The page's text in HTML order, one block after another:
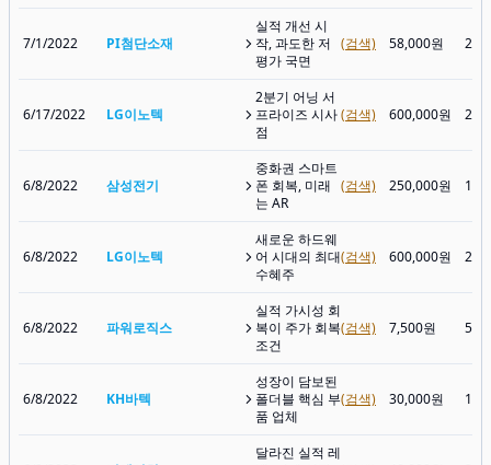
7/1/2022 PI첨단소재
실적 개선 시
작, 과도한 저
평가 국면
(검색) 58,000원
6/17/2022 LG이노텍
2분기 어닝 서
프라이즈 시사
점
(검색) 600,000원
6/8/2022 삼성전기
중화권 스마트
폰 회복, 미래
는 AR
(검색) 250,000원
6/8/2022 LG이노텍
새로운 하드웨
어 시대의 최대
수혜주
(검색) 600,000원
6/8/2022 파워로직스
실적 가시성 회
복이 주가 회복
조건
(검색) 7,500원
6/8/2022 KH바텍
성장이 담보된
폴더블 핵심 부
품 업체
(검색) 30,000원
달라진 실적 레